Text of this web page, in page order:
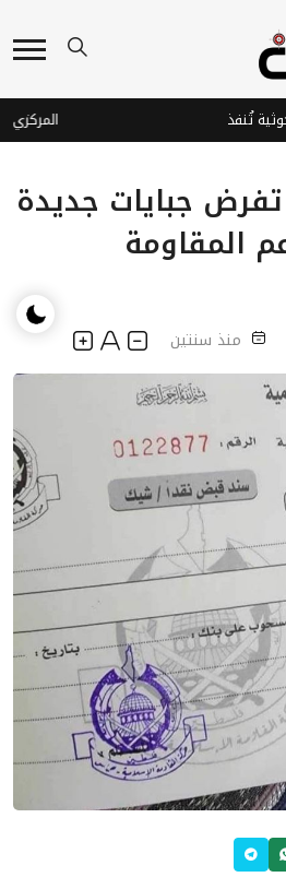
تُنفذ
جبايات جديدة
المقاومة
منذ سنتين